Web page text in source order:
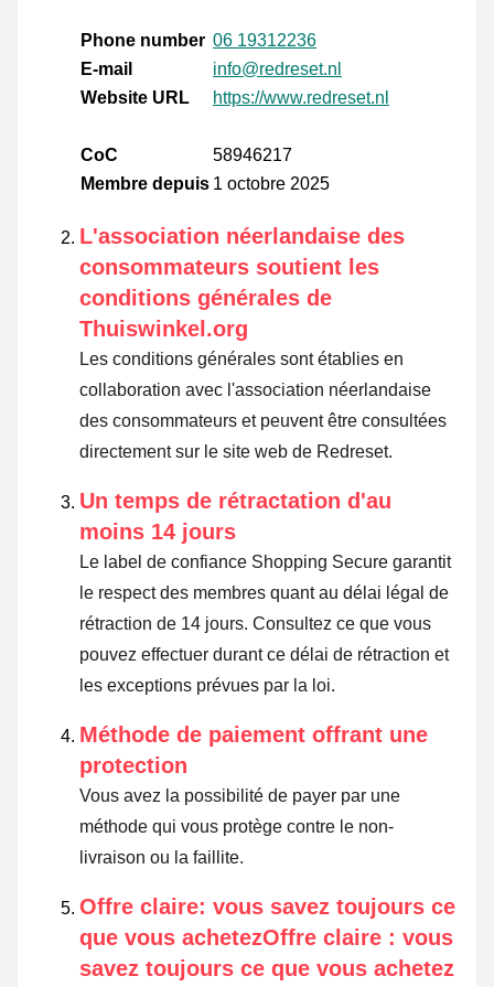
Phone number 06 19312236
E-mail
info@redreset.nl
Website URL
https://www.redreset.nl
CoC
58946217
Membre depuis 1 octobre 2025
L'association néerlandaise des
consommateurs soutient les
conditions générales de
Thuiswinkel.org
Les conditions générales sont établies en
collaboration avec l'association néerlandaise
des consommateurs et peuvent être consultées
directement sur le site web de Redreset.
Un temps de rétractation d'au
moins 14 jours
Le label de confiance Shopping Secure garantit
le respect des membres quant au délai légal de
rétraction de 14 jours. Consultez ce que vous
pouvez effectuer durant ce délai de rétraction et
les exceptions prévues par la loi.
Méthode de paiement offrant une
protection
Vous avez la possibilité de payer par une
méthode qui vous protège contre le non-
livraison ou la faillite.
Offre claire: vous savez toujours ce
que vous achetezOffre claire : vous
savez toujours ce que vous achetez